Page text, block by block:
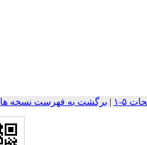
| برگشت به فهرست نسخه ها